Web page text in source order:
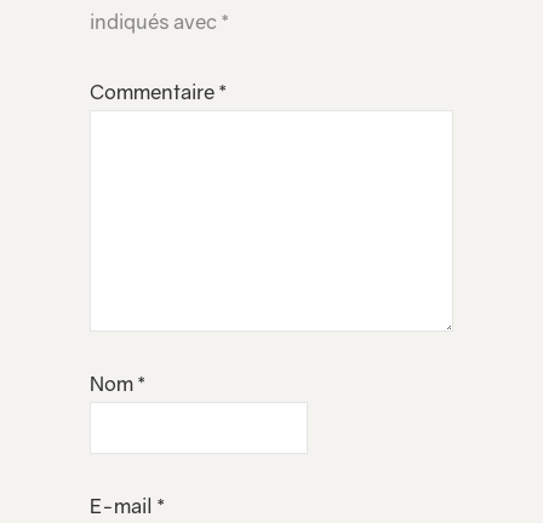
indiqués avec *
Commentaire *
Nom *
E-mail *